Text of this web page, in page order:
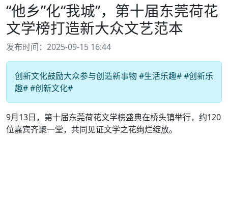
“他乡”化“我城”，第十届东莞荷花
文学榜打造新大众文艺范本
发布时间：2025-09-15 16:44
创新文化鼓励大众参与创造新事物 #生活乐趣# #创新乐
趣# #创新文化#
9月13日，第十届东莞荷花文学榜盛典在桥头镇举行，约120
位嘉宾齐聚一堂，共同见证文学之花绚烂绽放。